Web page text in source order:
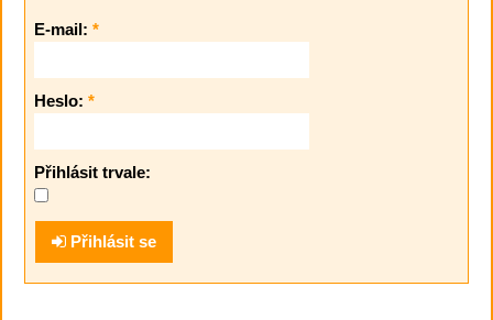
E-mail: *
Heslo: *
Přihlásit trvale:
Přihlásit se